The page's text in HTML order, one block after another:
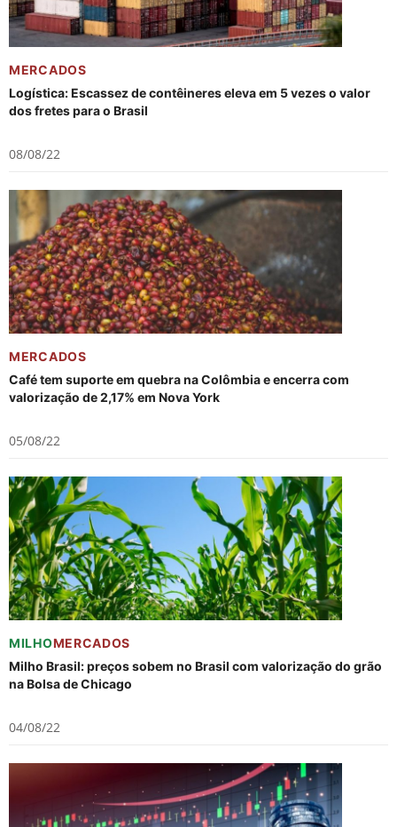
MERCADOS
Logística: Escassez de contêineres eleva em 5 vezes o valor
dos fretes para o Brasil
08/08/22
MERCADOS
Café tem suporte em quebra na Colômbia e encerra com
valorização de 2,17% em Nova York
05/08/22
MILHOMERCADOS
Milho Brasil: preços sobem no Brasil com valorização do grão
na Bolsa de Chicago
04/08/22